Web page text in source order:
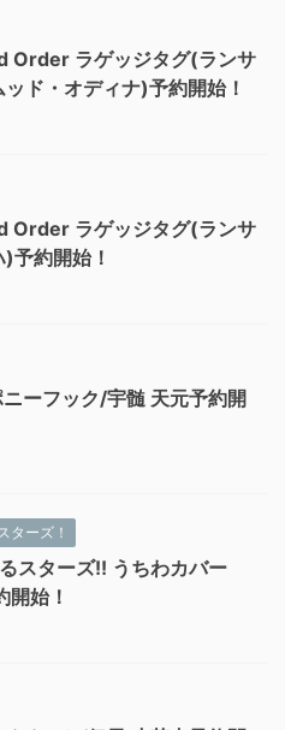
Order ラゲッジタグ(ランサ
ド・オディナ)予約開始！
Order ラゲッジタグ(ランサ
予約開始！
ーフック/宇髄 天元予約開
ターズ！
スターズ!! うちわカバー
始！